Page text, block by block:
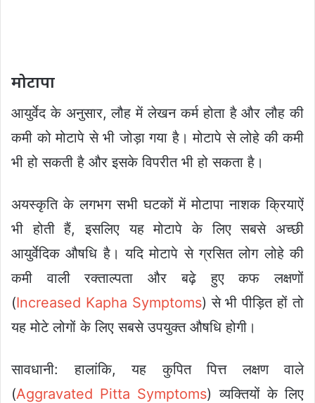
मोटापा
आयुर्वेद के अनुसार, लौह में लेखन कर्म होता है और लौह की
कमी को मोटापे से भी जोड़ा गया है। मोटापे से लोहे की कमी
भी हो सकती है और इसके विपरीत भी हो सकता है।
अयस्कृति के लगभग सभी घटकों में मोटापा नाशक क्रियाऐं
भी होती हैं, इसलिए यह मोटापे के लिए सबसे अच्छी
आयुर्वेदिक औषधि है। यदि मोटापे से ग्रसित लोग लोहे की
कमी वाली रक्ताल्पता और बढ़े हुए कफ लक्षणों
(Increased Kapha Symptoms) से भी पीड़ित हों तो
यह मोटे लोगों के लिए सबसे उपयुक्त औषधि होगी।
सावधानी: हालांकि, यह कुपित पित्त लक्षण वाले
(Aggravated Pitta Symptoms) व्यक्तियों के लिए